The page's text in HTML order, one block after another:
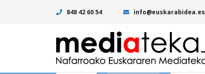
848 42 60 54 info@euskarabidea.es